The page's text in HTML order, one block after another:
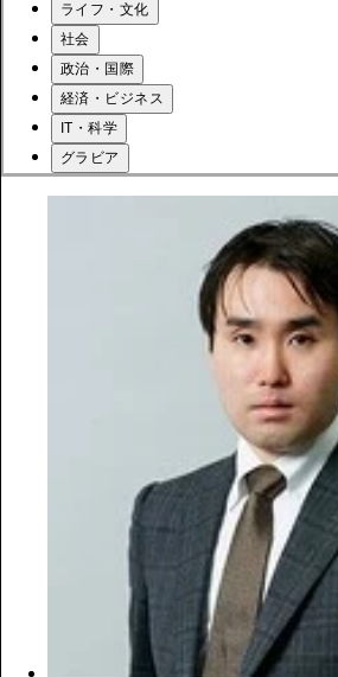
ライフ・文化
社会
政治・国際
経済・ビジネス
IT・科学
グラビア